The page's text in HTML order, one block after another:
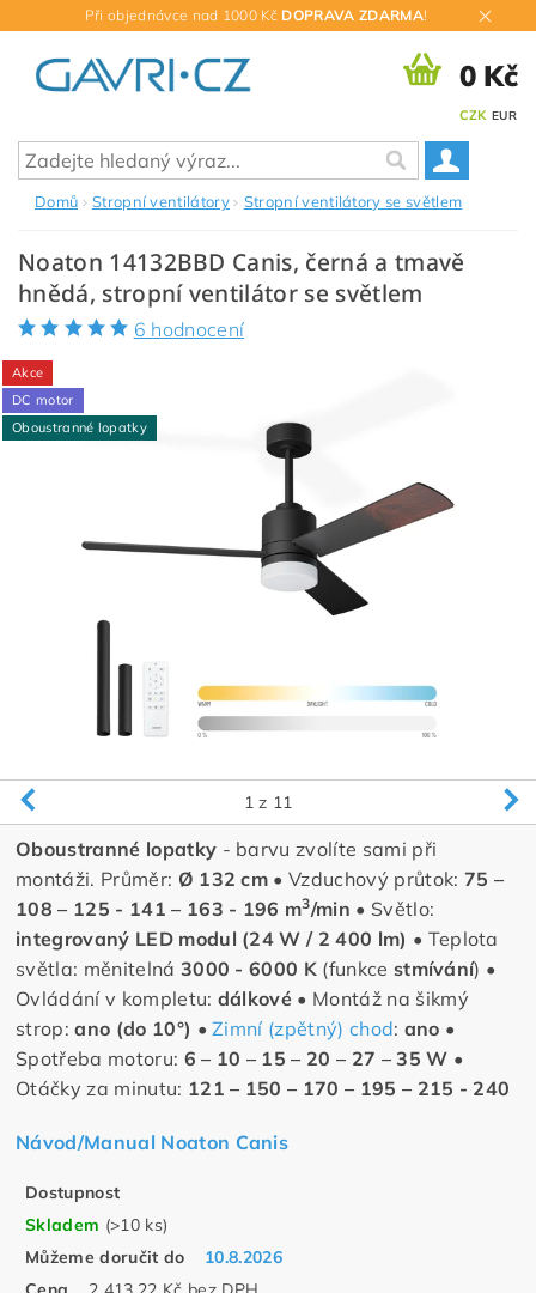
Při objednávce nad 1000 Kč DOPRAVA ZDARMA!
CZK EUR
0 Kč
Domů Stropní ventilátory Stropní ventilátory se světlem
Noaton 14132BBD Canis, černá a tmavě
hnědá, stropní ventilátor se světlem
6 hodnocení
Akce
DC motor
Oboustranné lopatky
1 z 11
Oboustranné lopatky - barvu zvolíte sami při
montáži. Průměr: Ø 132 cm • Vzduchový průtok: 75 –
108 – 125 - 141 – 163 - 196 m3/min • Světlo:
integrovaný LED modul (24 W / 2 400 lm) • Teplota
světla: měnitelná 3000 - 6000 K (funkce stmívání) •
Ovládání v kompletu: dálkové • Montáž na šikmý
strop:ano (do 10°) •Zimní (zpětný) chod: ano •
Spotřeba motoru: 6 – 10 – 15 – 20 – 27 – 35 W •
Otáčky za minutu: 121 – 150 – 170 – 195 – 215 - 240
Návod/Manual Noaton Canis
Dostupnost
Skladem (>10 ks)
Můžeme doručit do
10.8.2026